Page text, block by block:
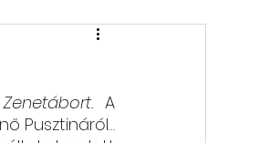
munka
A